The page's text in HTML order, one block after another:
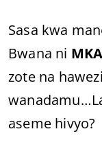
Sasa kwa
Bwana ni
zote na
aseme hivyo?